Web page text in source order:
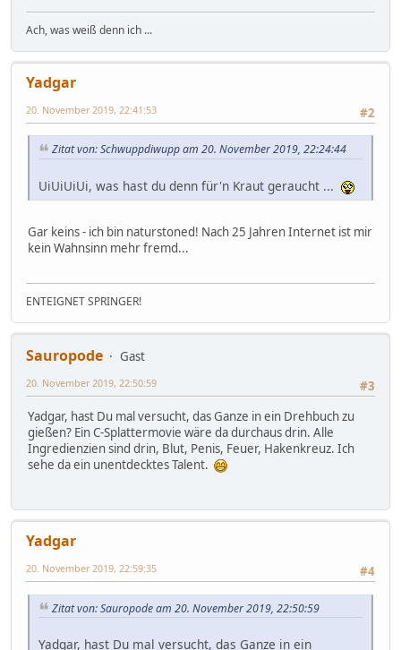
Ach, was weiß denn ich ...
Yadgar
#2
20. November 2019, 22:41:53
Zitat von: Schwuppdiwupp am 20. November 2019, 22:24:44
UiUiUiUi, was hast du denn für'n Kraut geraucht ...
Gar keins - ich bin naturstoned! Nach 25 Jahren Internet ist mir
kein Wahnsinn mehr fremd...
ENTEIGNET SPRINGER!
Sauropode
Gast
#3
20. November 2019, 22:50:59
Yadgar, hast Du mal versucht, das Ganze in ein Drehbuch zu
gießen? Ein C-Splattermovie wäre da durchaus drin. Alle
Ingredienzien sind drin, Blut, Penis, Feuer, Hakenkreuz. Ich
sehe da ein unentdecktes Talent.
Yadgar
#4
20. November 2019, 22:59:35
Zitat von: Sauropode am 20. November 2019, 22:50:59
Yadgar, hast Du mal versucht, das Ganze in ein